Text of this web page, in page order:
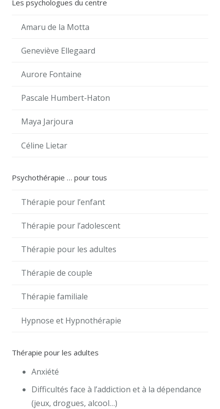
Les psychologues du centre
Amaru de la Motta
Geneviève Ellegaard
Aurore Fontaine
Pascale Humbert-Haton
Maya Jarjoura
Céline Lietar
Psychothérapie … pour tous
Thérapie pour l’enfant
Thérapie pour l’adolescent
Thérapie pour les adultes
Thérapie de couple
Thérapie familiale
Hypnose et Hypnothérapie
Thérapie pour les adultes
Anxiété
Difficultés face à l’addiction et à la dépendance
(jeux, drogues, alcool…)